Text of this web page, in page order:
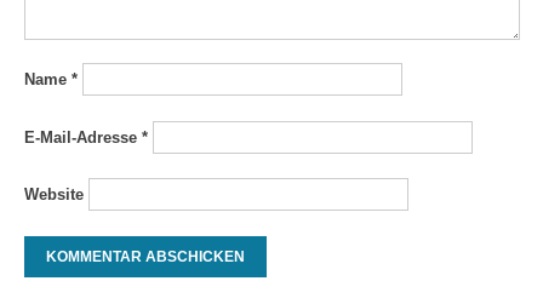
Name *
E-Mail-Adresse *
Website